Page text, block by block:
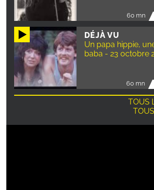
60 mn
DÉJÀ VU
Un papa hippie,
baba - 23 octobre
60 mn
TOUS